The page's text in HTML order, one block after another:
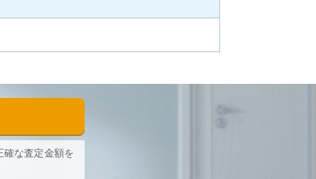
確な査定金額を